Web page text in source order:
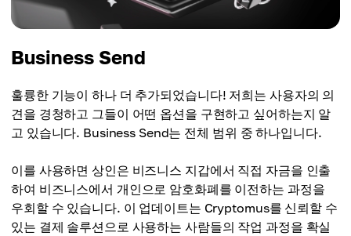
Business Send
훌륭한 기능이 하나 더 추가되었습니다! 저희는 사용자의 의
견을 경청하고 그들이 어떤 옵션을 구현하고 싶어하는지 알
고 있습니다. Business Send는 전체 범위 중 하나입니다.
이를 사용하면 상인은 비즈니스 지갑에서 직접 자금을 인출
하여 비즈니스에서 개인으로 암호화폐를 이전하는 과정을
우회할 수 있습니다. 이 업데이트는 Cryptomus를 신뢰할 수
있는 결제 솔루션으로 사용하는 사람들의 작업 과정을 확실